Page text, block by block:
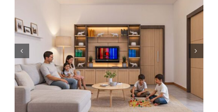
Desain Interior Kamar Tidur
Utama Minimalis Modern –
Desain Arsitek Jogja